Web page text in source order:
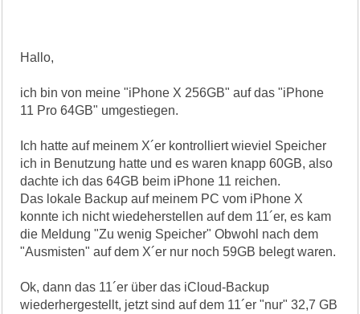
Hallo,
ich bin von meine "iPhone X 256GB" auf das "iPhone
11 Pro 64GB" umgestiegen.
Ich hatte auf meinem X´er kontrolliert wieviel Speicher
ich in Benutzung hatte und es waren knapp 60GB, also
dachte ich das 64GB beim iPhone 11 reichen.
Das lokale Backup auf meinem PC vom iPhone X
konnte ich nicht wiedeherstellen auf dem 11´er, es kam
die Meldung "Zu wenig Speicher" Obwohl nach dem
"Ausmisten" auf dem X´er nur noch 59GB belegt waren.
Ok, dann das 11´er über das iCloud-Backup
wiederhergestellt, jetzt sind auf dem 11´er "nur" 32,7 GB